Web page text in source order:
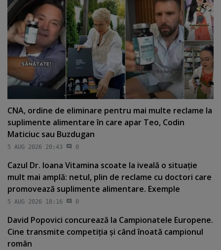
CNA, ordine de eliminare pentru mai multe reclame la
suplimente alimentare în care apar Teo, Codin
Maticiuc sau Buzdugan
5 AUG 2026 20:43 0
Cazul Dr. Ioana Vitamina scoate la iveală o situaţie
mult mai amplă: netul, plin de reclame cu doctori care
promovează suplimente alimentare. Exemple
5 AUG 2026 18:16 0
David Popovici concurează la Campionatele Europene.
Cine transmite competiţia şi când înoată campionul
român